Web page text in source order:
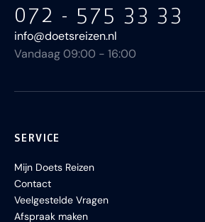
072 - 575 33 33
info@doetsreizen.nl
Vandaag 09:00 - 16:00
SERVICE
Mijn Doets Reizen
Contact
Veelgestelde Vragen
Afspraak maken